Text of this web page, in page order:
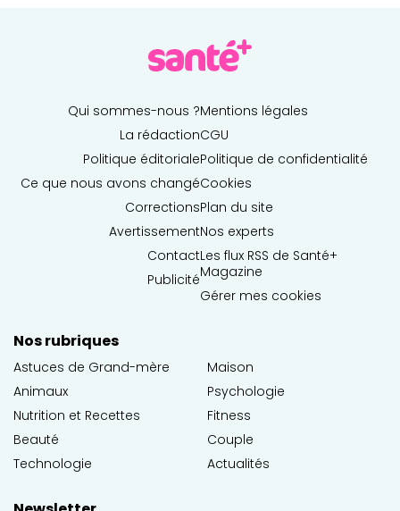
Qui sommes-nous ?
La rédaction
Politique éditoriale
Ce que nous avons changé
Corrections
Avertissement
Contact
Publicité
Mentions légales
CGU
Politique de confidentialité
Cookies
Plan du site
Nos experts
Les flux RSS de Santé+
Magazine
Gérer mes cookies
Nos rubriques
Astuces de Grand-mère
Animaux
Nutrition et Recettes
Beauté
Technologie
Maison
Psychologie
Fitness
Couple
Actualités